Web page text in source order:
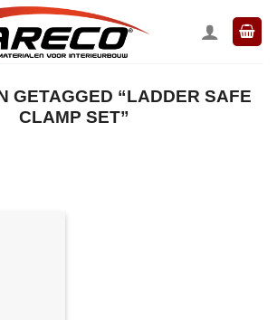
GETAGGED “LADDER SAFE
CLAMP SET”